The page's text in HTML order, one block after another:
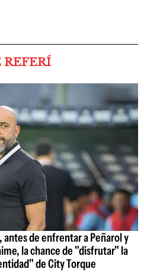
de enfrentar a Peñarol y
la chance de "disfrutar" la
de City Torque